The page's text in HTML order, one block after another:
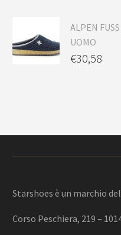
ALPEN
UOMO
€30,58
Starshoes è un marchio
Corso Peschiera, 219 –